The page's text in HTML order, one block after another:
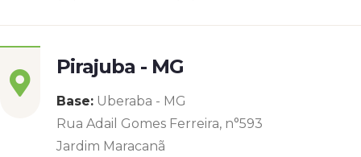
Pirajuba - MG
Base: Uberaba - MG
Rua Adail Gomes Ferreira, n°593
Jardim Maracanã